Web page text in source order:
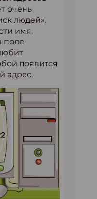
очень
людей».
имя,
поле
появится
адрес.